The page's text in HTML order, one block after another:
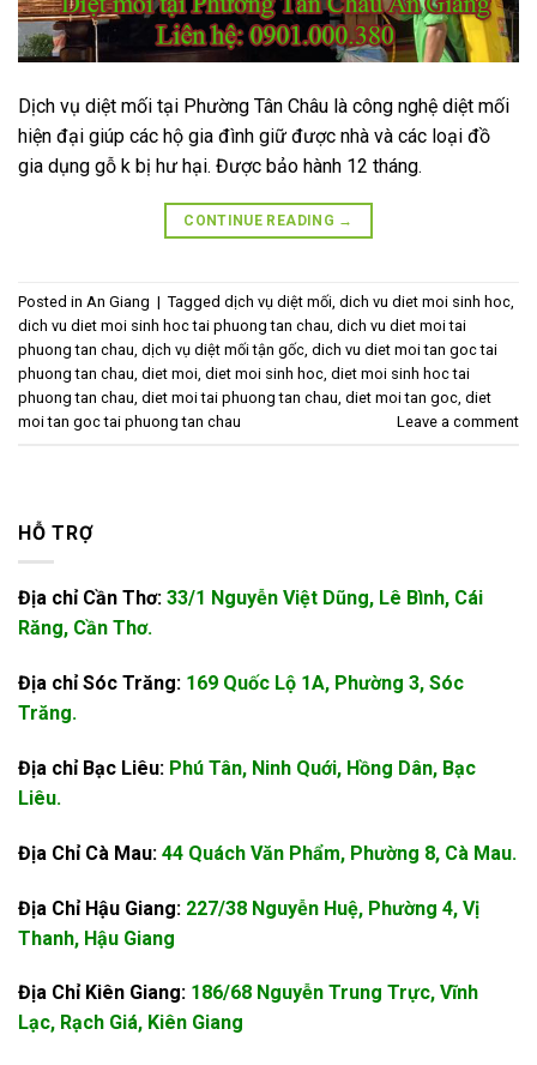
Dịch vụ diệt mối tại Phường Tân Châu là công nghệ diệt mối
hiện đại giúp các hộ gia đình giữ được nhà và các loại đồ
gia dụng gỗ k bị hư hại. Được bảo hành 12 tháng.
CONTINUE READING →
Posted in An Giang | Tagged dịch vụ diệt mối, dich vu diet moi sinh hoc,
dich vu diet moi sinh hoc tai phuong tan chau, dich vu diet moi tai
phuong tan chau, dịch vụ diệt mối tận gốc, dich vu diet moi tan goc tai
phuong tan chau, diet moi, diet moi sinh hoc, diet moi sinh hoc tai
phuong tan chau, diet moi tai phuong tan chau, diet moi tan goc, diet
moi tan goc tai phuong tan chau
Leave a comment
HỖ TRỢ
Địa chỉ Cần Thơ: 33/1 Nguyễn Việt Dũng, Lê Bình, Cái
Răng, Cần Thơ.
Địa chỉ Sóc Trăng: 169 Quốc Lộ 1A, Phường 3, Sóc
Trăng.
Địa chỉ Bạc Liêu: Phú Tân, Ninh Quới, Hồng Dân, Bạc
Liêu.
Địa Chỉ Cà Mau: 44 Quách Văn Phẩm, Phường 8, Cà Mau.
Địa Chỉ Hậu Giang: 227/38 Nguyễn Huệ, Phường 4, Vị
Thanh, Hậu Giang
Địa Chỉ Kiên Giang: 186/68 Nguyễn Trung Trực, Vĩnh
Lạc, Rạch Giá, Kiên Giang